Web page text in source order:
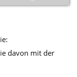
davon mit der